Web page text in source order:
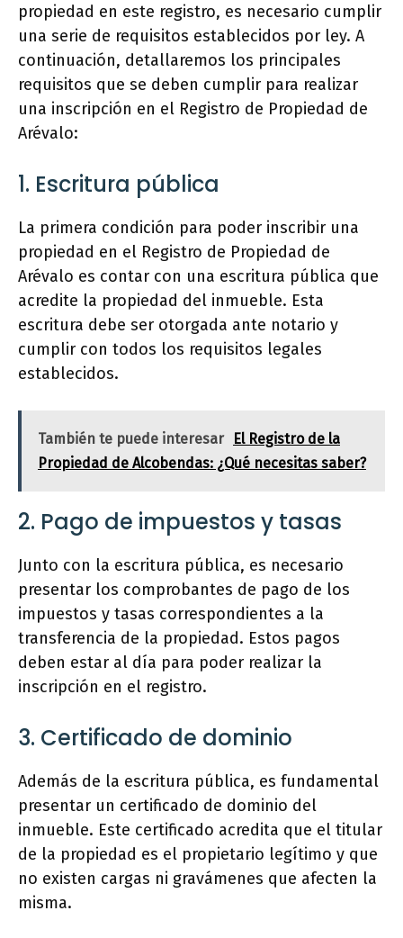
propiedad en este registro, es necesario cumplir
una serie de requisitos establecidos por ley. A
continuación, detallaremos los principales
requisitos que se deben cumplir para realizar
una inscripción en el Registro de Propiedad de
Arévalo:
1. Escritura pública
La primera condición para poder inscribir una
propiedad en el Registro de Propiedad de
Arévalo es contar con una escritura pública que
acredite la propiedad del inmueble. Esta
escritura debe ser otorgada ante notario y
cumplir con todos los requisitos legales
establecidos.
También te puede interesar
El Registro de la
Propiedad de Alcobendas: ¿Qué necesitas saber?
2. Pago de impuestos y tasas
Junto con la escritura pública, es necesario
presentar los comprobantes de pago de los
impuestos y tasas correspondientes a la
transferencia de la propiedad. Estos pagos
deben estar al día para poder realizar la
inscripción en el registro.
3. Certificado de dominio
Además de la escritura pública, es fundamental
presentar un certificado de dominio del
inmueble. Este certificado acredita que el titular
de la propiedad es el propietario legítimo y que
no existen cargas ni gravámenes que afecten la
misma.